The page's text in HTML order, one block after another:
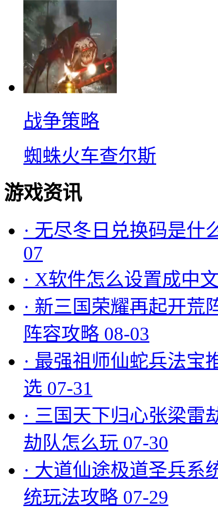
战争策略
蜘蛛火车查尔斯
游戏资讯
· 无尽冬日兑换码是什
07
· X软件怎么设置成中
· 新三国荣耀再起开荒
阵容攻略 08-03
· 最强祖师仙蛇兵法宝
选 07-31
· 三国天下归心张梁雷
劫队怎么玩 07-30
· 大道仙途极道圣兵系
统玩法攻略 07-29